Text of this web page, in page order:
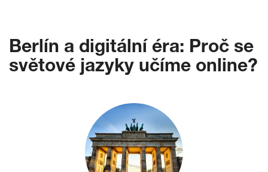
Berlín a digitální éra: Proč se
světové jazyky učíme online?